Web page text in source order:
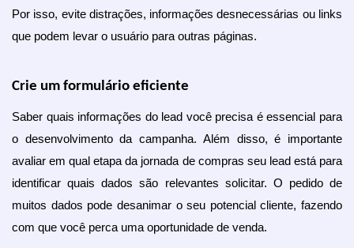
Por isso, evite distrações, informações desnecessárias ou links
que podem levar o usuário para outras páginas.
Crie um formulário eficiente
Saber quais informações do lead você precisa é essencial para
o desenvolvimento da campanha. Além disso, é importante
avaliar em qual etapa da jornada de compras seu lead está para
identificar quais dados são relevantes solicitar. O pedido de
muitos dados pode desanimar o seu potencial cliente, fazendo
com que você perca uma oportunidade de venda.